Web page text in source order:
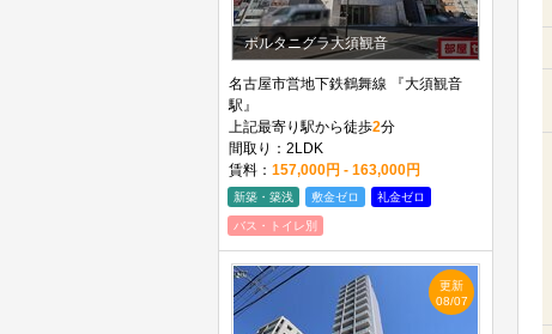
ポルタニグラ大須観音
名古屋市営地下鉄鶴舞線 『大須観音
駅』
上記最寄り駅から徒歩2分
間取り：2LDK
賃料： 157,000円 - 163,000円
新築・築浅 敷金ゼロ 礼金ゼロ
バス・トイレ別
更新
08/07